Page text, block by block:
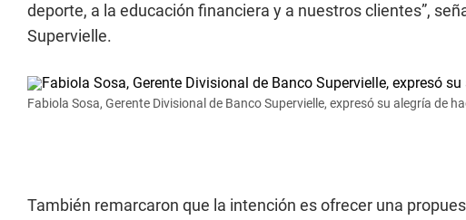
deporte, a la educación financiera y a nuestros clientes”,
Supervielle.
Fabiola Sosa, Gerente Divisional de Banco Supervielle, expresó su alegría de
También remarcaron que la intención es ofrecer una